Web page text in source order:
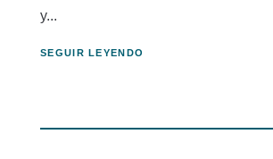
y...
SEGUIR LEYENDO